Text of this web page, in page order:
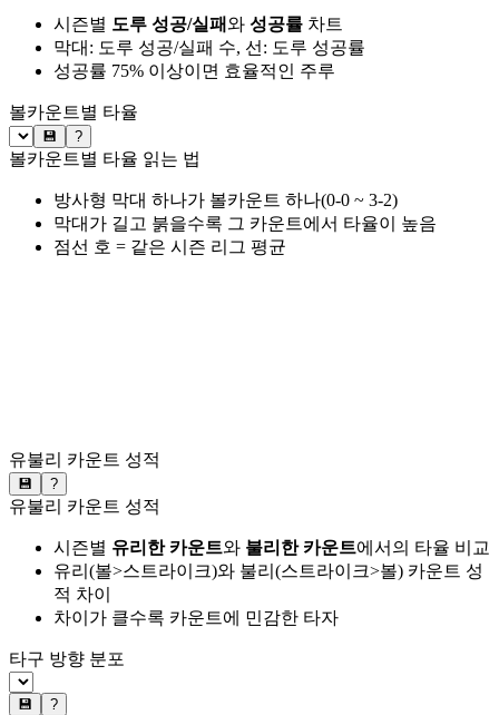
시즌별 도루 성공/실패와 성공률 차트
막대: 도루 성공/실패 수, 선: 도루 성공률
성공률 75% 이상이면 효율적인 주루
볼카운트별 타율
💾 ?
볼카운트별 타율 읽는 법
방사형 막대 하나가 볼카운트 하나(0-0 ~ 3-2)
막대가 길고 붉을수록 그 카운트에서 타율이 높음
점선 호 = 같은 시즌 리그 평균
유불리 카운트 성적
💾 ?
유불리 카운트 성적
시즌별 유리한 카운트와 불리한 카운트에서의 타율 비교
유리(볼>스트라이크)와 불리(스트라이크>볼) 카운트 성
적 차이
차이가 클수록 카운트에 민감한 타자
타구 방향 분포
💾 ?